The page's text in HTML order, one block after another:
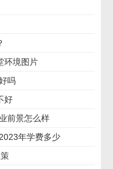
环境图片
吗
好
前景怎么样
年学费多少